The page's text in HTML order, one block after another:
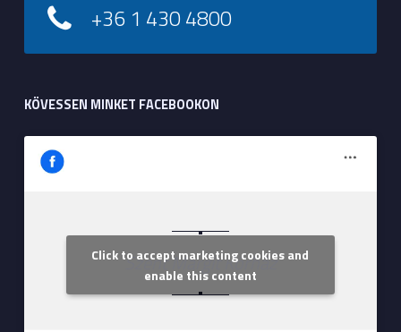
+36 1 430 4800
KÖVESSEN MINKET FACEBOOKON
Szent Margit Kórház
Click to accept marketing cookies and
enable this content